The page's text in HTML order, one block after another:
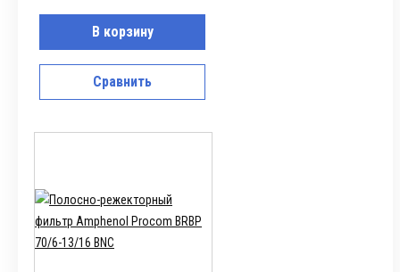
В корзину
Сравнить